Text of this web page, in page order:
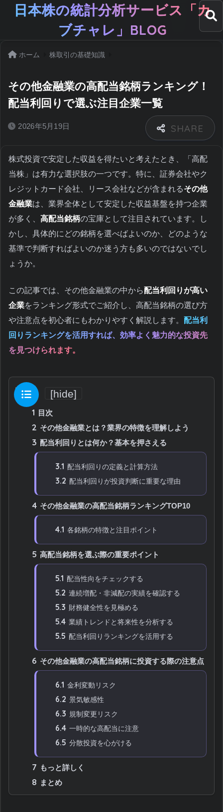
日本株の統計分析サービス「カ
ブチャレ」BLOG
ホーム 株取引の基礎知識
その他金融業の高配当銘柄ランキング！
配当利回りで選ぶ注目企業一覧
2026年5月19日
株式投資で安定した収益を得たいと考えたとき、「高配
当株」は有力な選択肢の一つです。特に、証券会社やク
レジットカード会社、リース会社などが含まれるその他
金融業は、業界全体として安定した収益基盤を持つ企業
が多く、 高配当銘柄の宝庫として注目されています。し
かし、具体的にどの銘柄を選べばよいのか、どのような
基準で判断すればよいのか迷う方も多いのではないでし
ょうか。
この記事では、その他金融業の中から配当利回りが高い
企業をランキング形式でご紹介し、高配当銘柄の選び方
や注意点を初心者にもわかりやすく解説します。 配当利
回りランキングを活用すれば、効率よく魅力的な投資先
を見つけられます。
目次 [hide]
1 目次
2 その他金融業とは？業界の特徴を理解しよう
3 配当利回りとは何か？基本を押さえる
3.1 配当利回りの定義と計算方法
3.2 配当利回りが投資判断に重要な理由
4 その他金融業の高配当銘柄ランキングTOP10
4.1 各銘柄の特徴と注目ポイント
5 高配当銘柄を選ぶ際の重要ポイント
5.1 配当性向をチェックする
5.2 連続増配・非減配の実績を確認する
5.3 財務健全性を見極める
5.4 業績トレンドと将来性を分析する
5.5 配当利回りランキングを活用する
6 その他金融業の高配当銘柄に投資する際の注意点
6.1 金利変動リスク
6.2 景気敏感性
6.3 規制変更リスク
6.4 一時的な高配当に注意
6.5 分散投資を心がける
7 もっと詳しく
8 まとめ